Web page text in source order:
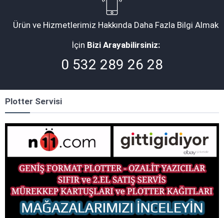
Ürün ve Hizmetlerimiz Hakkında Daha Fazla Bilgi Almak
İçin Bizi Arayabilirsiniz:
0 532 289 26 28
Plotter Servisi